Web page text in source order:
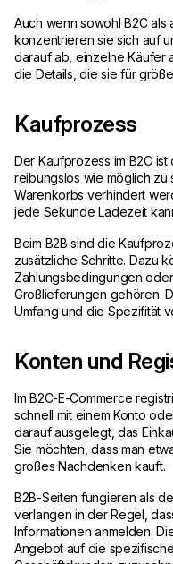
Auch wenn sowohl B2C als
konzentrieren sie sich auf
darauf ab, einzelne Käufer
die Details, die sie für
Kaufprozess
Der Kaufprozess im B2C
reibungslos wie möglich zu
Warenkorbs verhindert
jede Sekunde Ladezeit
Beim B2B sind die
zusätzliche Schritte. Dazu
Zahlungsbedingungen
Großlieferungen gehören.
Umfang und die Spezifität
Konten und
Im B2C-E-Commerce
schnell mit einem Konto
darauf ausgelegt, das
Sie möchten, dass man
großes Nachdenken kauft.
B2B-Seiten fungieren als
verlangen in der Regel,
Informationen anmelden.
Angebot auf die